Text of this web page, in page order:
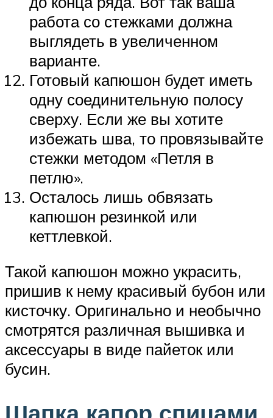
работа со стежками должна
выглядеть в увеличенном
варианте.
Готовый капюшон будет иметь
одну соединительную полосу
сверху. Если же вы хотите
избежать шва, то провязывайте
стежки методом «Петля в
петлю».
Осталось лишь обвязать
капюшон резинкой или
кеттлевкой.
Такой капюшон можно украсить,
пришив к нему красивый бубон или
кисточку. Оригинально и необычно
смотрятся различная вышивка и
аксессуары в виде пайеток или
бусин.